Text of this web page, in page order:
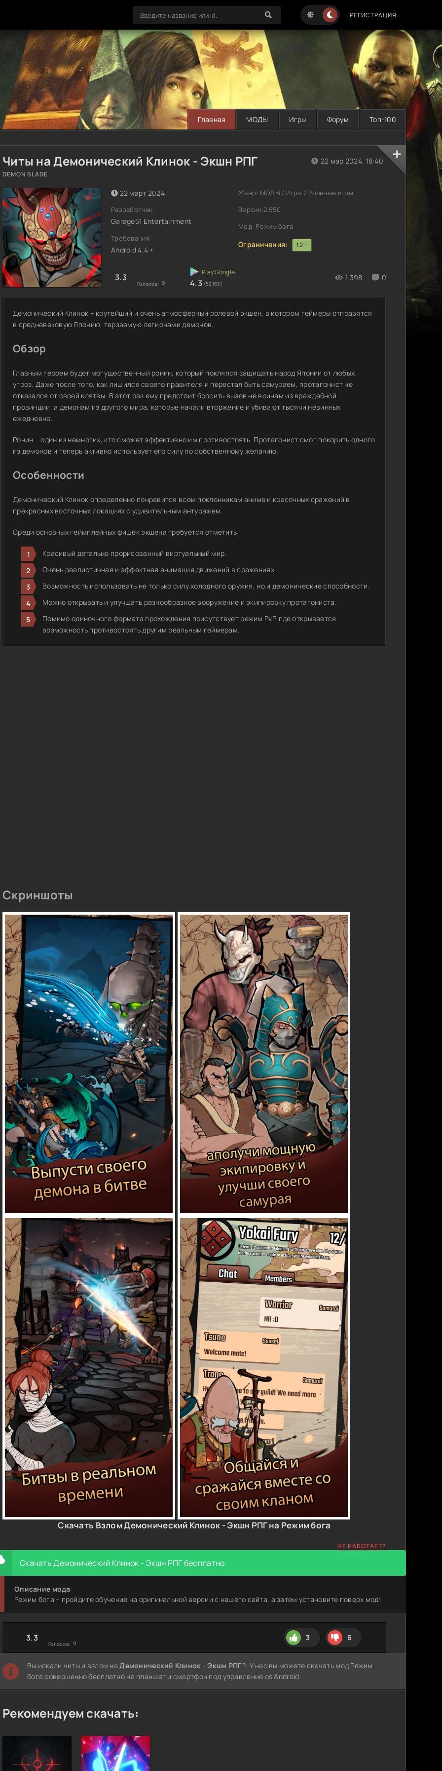
РЕГИСТРАЦИЯ
Главная МОДЫ Игры Форум Топ-100
Читы на Демонический Клинок - Экшн РПГ
DEMON BLADE
22 март 2024
Разработчик:
Garage51 Entertainment
Требования:
Android 4.4 +
3.3
Голосов: 9 4.3 (52163)
1 398 0
22 мар 2024, 18:40
Жанр: МОДЫ / Игры / Ролевые игры
Версия:2.550
Мод: Режим бога
Ограничения: 12+
Демонический Клинок – крутейший и очень атмосферный ролевой экшен, в котором геймеры отправятся
в средневековую Японию, терзаемую легионами демонов.
Обзор
Главным героем будет могущественный ронин, который поклялся защищать народ Японии от любых
угроз. Даже после того, как лишился своего правителя и перестал быть самураем, протагонист не
отказался от своей клятвы. В этот раз ему предстоит бросить вызов не воинам из враждебной
провинции, а демонам из другого мира, которые начали вторжение и убивают тысячи невинных
ежедневно.
Ронин – один из немногих, кто сможет эффективно им противостоять. Протагонист смог покорить одного
из демонов и теперь активно использует его силу по собственному желанию.
Особенности
Демонический Клинок определенно понравится всем поклонникам аниме и красочных сражений в
прекрасных восточных локациях с удивительным антуражем.
Среди основных геймплейных фишек экшена требуется отметить:
Красивый детально прорисованный виртуальный мир.
Очень реалистичная и эффектная анимация движений в сражениях.
Возможность использовать не только силу холодного оружия, но и демонические способности.
Можно открывать и улучшать разнообразное вооружение и экипировку протагониста.
Помимо одиночного формата прохождения присутствует режим PvP, где открывается
возможность противостоять другим реальным геймерам.
Скриншоты
Скачать Взлом Демонический Клинок - Экшн РПГ на Режим бога
НЕ РАБОТАЕТ?
Скачать Демонический Клинок - Экшн РПГ бесплатно
Описание мода:
Режим бога – пройдите обучение на оригинальной версии с нашего сайта, а затем установите поверх мод!
3.3
Голосов: 9
3 6
Вы искали читы и взлом наДемонический Клинок - Экшн РПГ?. У нас вы можете скачать мод Режим
бога совершенно бесплатно на планшет и смартфон под управление os Android
Рекомендуем скачать: